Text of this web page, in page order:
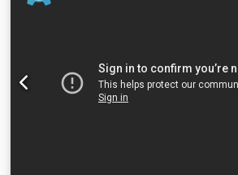
مرکزی, کروز کنترل, کنترل کشش, گرم‌کن
صندلی